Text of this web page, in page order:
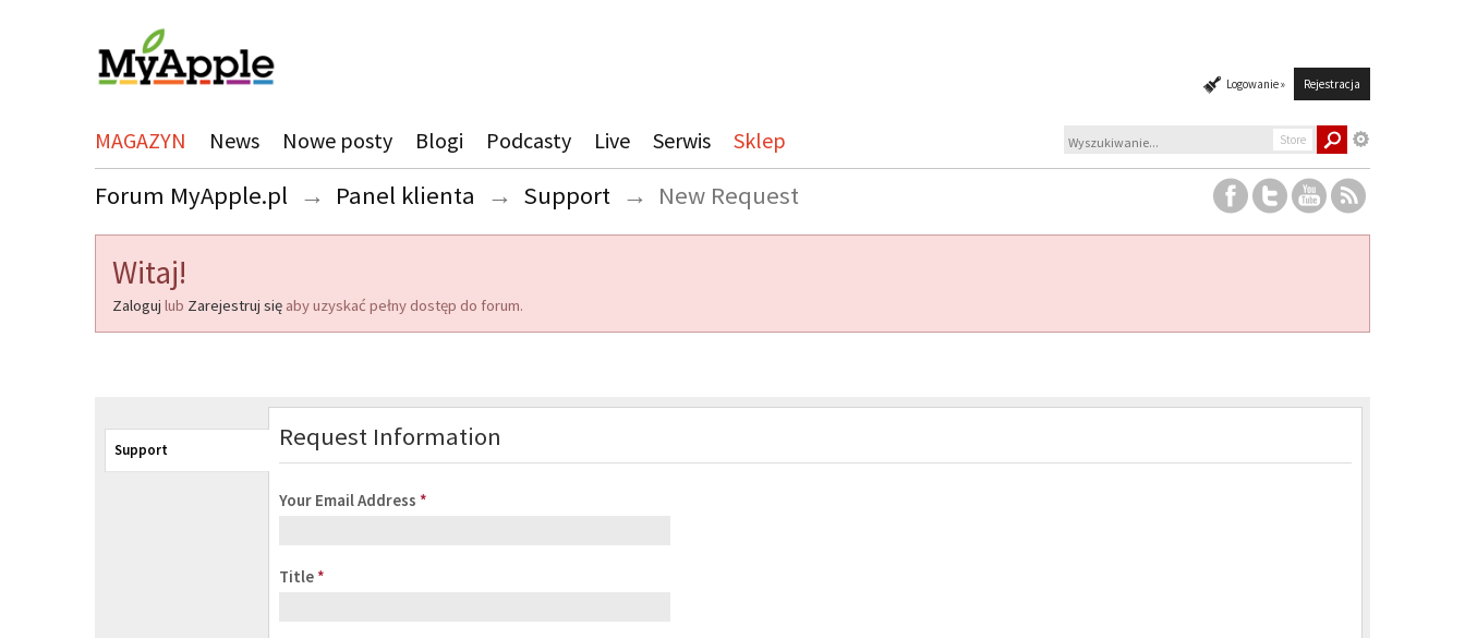
Logowanie » Rejestracja
MAGAZYN News Nowe posty Blogi Podcasty Live Serwis Sklep Store
Forum MyApple.pl → Panel klienta → Support → New Request
Witaj!
Zaloguj lub Zarejestruj się aby uzyskać pełny dostęp do forum.
Support Request Information
Your Email Address *
Title *